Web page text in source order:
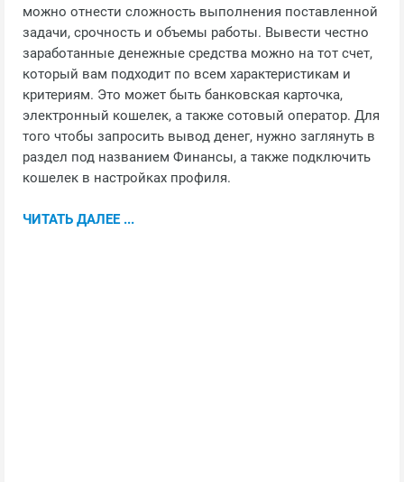
можно отнести сложность выполнения поставленной
задачи, срочность и объемы работы. Вывести честно
заработанные денежные средства можно на тот счет,
который вам подходит по всем характеристикам и
критериям. Это может быть банковская карточка,
электронный кошелек, а также сотовый оператор. Для
того чтобы запросить вывод денег, нужно заглянуть в
раздел под названием Финансы, а также подключить
кошелек в настройках профиля.
ЧИТАТЬ ДАЛЕЕ ...